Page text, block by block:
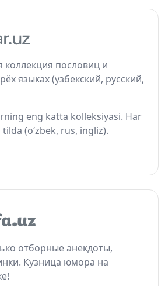
пословиц и
языках (узбекский, русский,
eng katta kolleksiyasi. Har
(o‘zbek, rus, ingliz).
отборные анекдоты,
Кузница юмора на